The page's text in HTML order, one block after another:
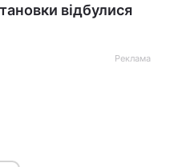
відбулися
Реклама